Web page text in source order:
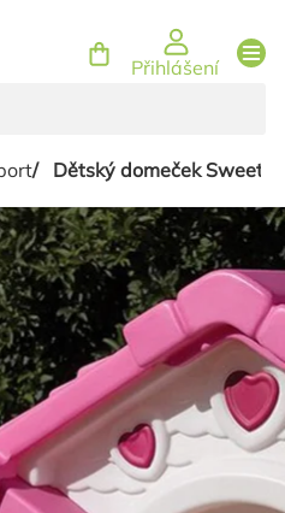
Přihlášení
/ Dětský domeček